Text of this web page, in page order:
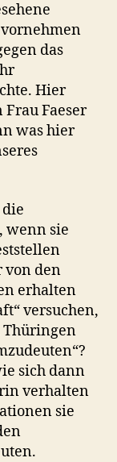
das
Hier
Faeser
was hier
wenn sie
von den
erhalten
versuchen,
sich dann
verhalten
sie